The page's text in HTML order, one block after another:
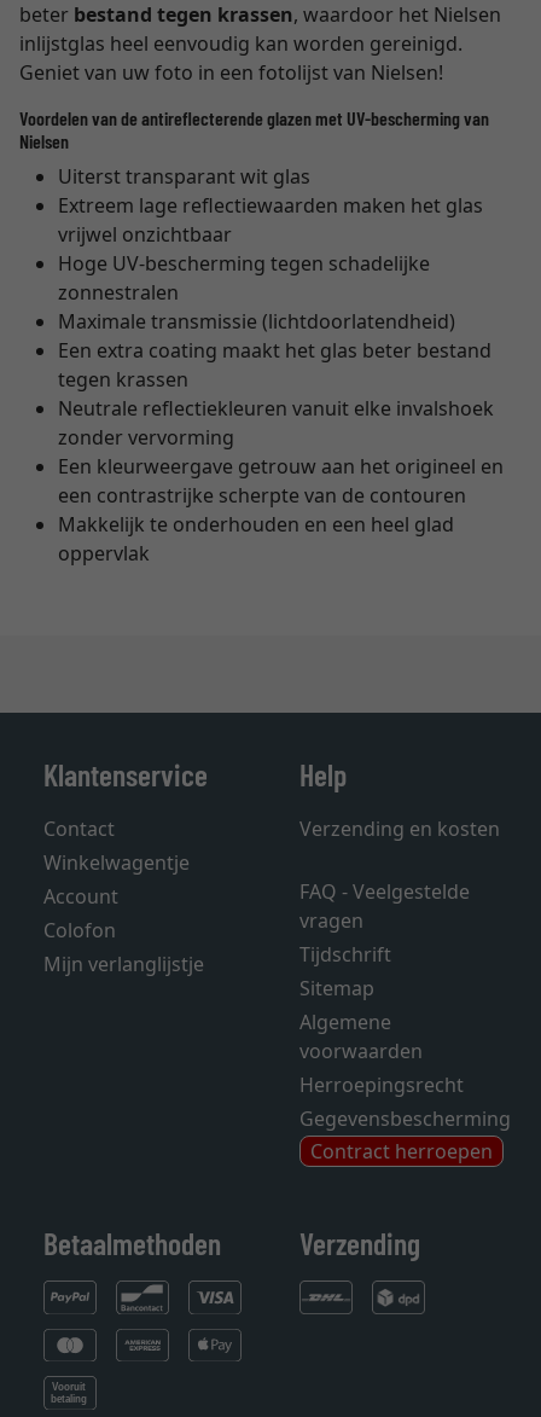
beter bestand tegen krassen, waardoor het Nielsen
inlijstglas heel eenvoudig kan worden gereinigd.
Geniet van uw foto in een fotolijst van Nielsen!
Voordelen van de antireflecterende glazen met UV-bescherming van
Nielsen
Uiterst transparant wit glas
Extreem lage reflectiewaarden maken het glas
vrijwel onzichtbaar
Hoge UV-bescherming tegen schadelijke
zonnestralen
Maximale transmissie (lichtdoorlatendheid)
Een extra coating maakt het glas beter bestand
tegen krassen
Neutrale reflectiekleuren vanuit elke invalshoek
zonder vervorming
Een kleurweergave getrouw aan het origineel en
een contrastrijke scherpte van de contouren
Makkelijk te onderhouden en een heel glad
oppervlak
Klantenservice
Contact
Winkelwagentje
Account
Colofon
Mijn verlanglijstje
Help
Verzending en kosten
FAQ - Veelgestelde
vragen
Tijdschrift
Sitemap
Algemene
voorwaarden
Herroepingsrecht
Gegevensbescherming
Contract herroepen
Betaalmethoden Verzending